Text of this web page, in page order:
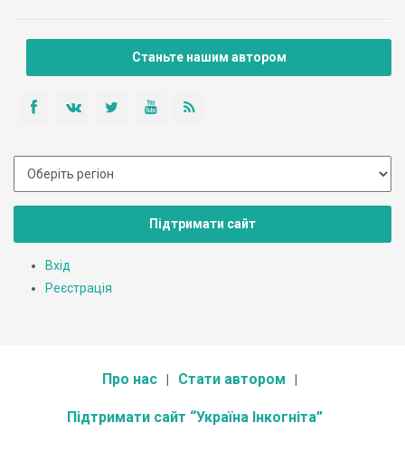
Станьте нашим автором
Підтримати сайт
Вхід
Реєстрація
Про нас Стати автором
Підтримати сайт “Україна Інкогніта”